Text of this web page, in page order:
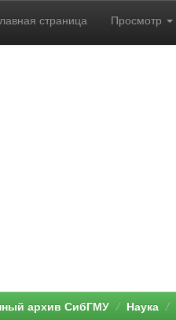
страница Просмотр
архив СибГМУ Наука